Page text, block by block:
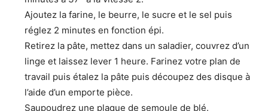
Ajoutez la farine, le beurre, le sucre et le sel puis
réglez 2 minutes en fonction épi.
Retirez la pâte, mettez dans un saladier, couvrez d’un
linge et laissez lever 1 heure. Farinez votre plan de
travail puis étalez la pâte puis découpez des disque à
l’aide d’un emporte pièce.
Saupoudrez une plaque de semoule de blé.